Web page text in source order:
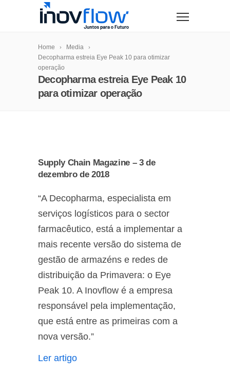
Home
Media
Decopharma estreia Eye Peak 10 para otimizar
operação
Decopharma estreia Eye Peak 10
para otimizar operação
Supply Chain Magazine – 3 de
dezembro de 2018
“A Decopharma, especialista em
serviços logísticos para o sector
farmacêutico, está a implementar a
mais recente versão do sistema de
gestão de armazéns e redes de
distribuição da Primavera: o Eye
Peak 10. A Inovflow é a empresa
responsável pela implementação,
que está entre as primeiras com a
nova versão.”
Ler artigo